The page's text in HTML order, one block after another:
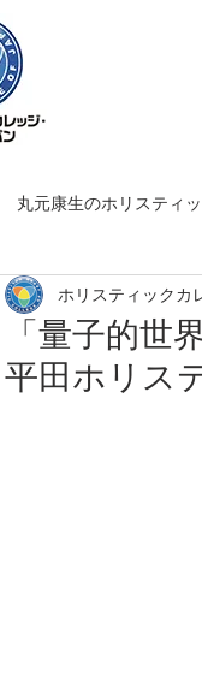
丸元康生のホリスティ
ィックコンパス
「量子的世
平田ホリス
ホリスティックカ